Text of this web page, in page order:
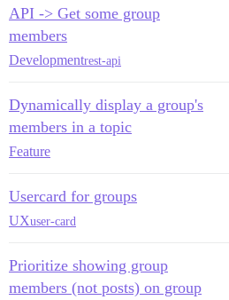
API -> Get some group
members
Developmentrest-api
Dynamically display a group's
members in a topic
Feature
Usercard for groups
UXuser-card
Prioritize showing group
members (not posts) on group